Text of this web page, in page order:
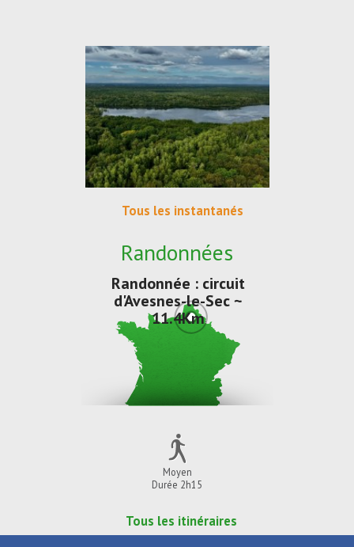
Tous les instantanés
Randonnées
Randonnée : circuit
d'Avesnes-le-Sec ~
11.4Km
Moyen
Durée 2h15
Tous les itinéraires